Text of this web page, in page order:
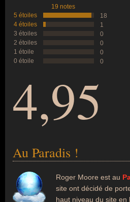
19 notes
5 étoiles
18
4 étoiles
1
3 étoiles
0
2 étoiles
0
1 étoile
0
0 étoile
0
4,95
Au Paradis !
Roger Moore est au
site ont décidé de
haut niveau du site en